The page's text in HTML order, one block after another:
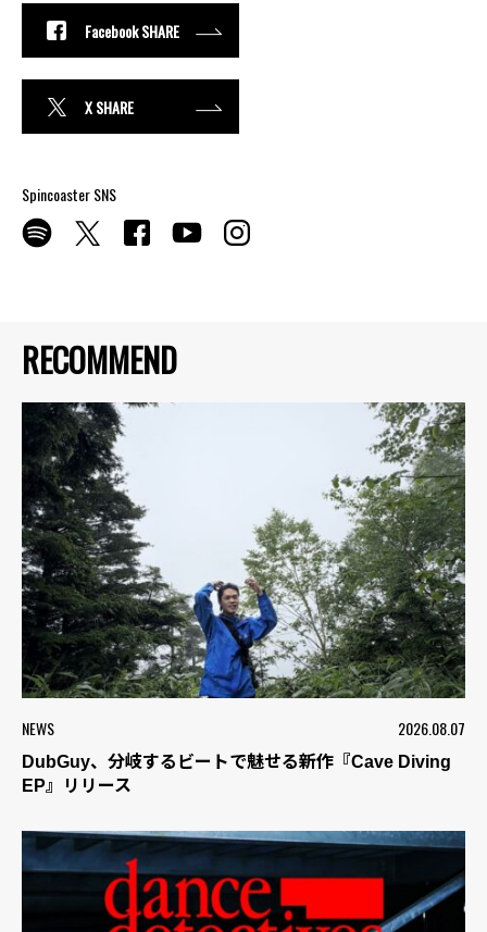
RECOMMEND
NEWS 2026.08.07
DubGuy、分岐するビートで魅せる新作『Cave Diving
EP』リリース
Facebook SHARE
X SHARE
Spincoaster SNS